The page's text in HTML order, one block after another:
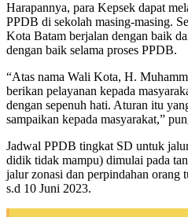
Harapannya, para Kepsek dapat
PPDB di sekolah masing-masing.
Kota Batam berjalan dengan baik
dengan baik selama proses PPDB.
“Atas nama Wali Kota, H.
berikan pelayanan kepada
dengan sepenuh hati. Aturan itu
sampaikan kepada masyarakat,”
Jadwal PPDB tingkat SD untuk
didik tidak mampu) dimulai pada
jalur zonasi dan perpindahan orang
s.d 10 Juni 2023.